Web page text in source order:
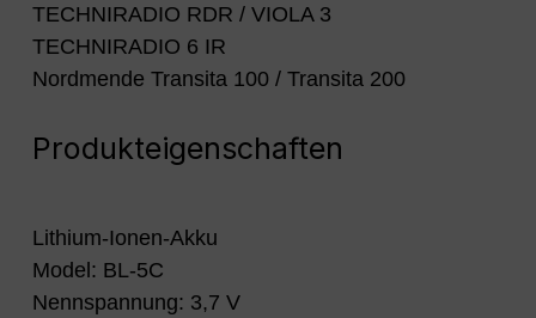
TECHNIRADIO RDR / VIOLA 3
TECHNIRADIO 6 IR
Nordmende Transita 100 / Transita 200
Produkteigenschaften
Lithium-Ionen-Akku
Model: BL-5C
Nennspannung: 3,7 V